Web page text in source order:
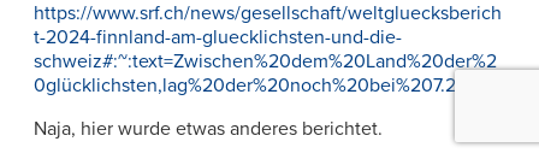
https://www.srf.ch/news/gesellschaft/weltgluecksberich
t-2024-finnland-am-gluecklichsten-und-die-
schweiz#:~:text=Zwischen%20dem%20Land%20der%2
0glücklichsten,lag%20der%20noch%20bei%207.24
Naja, hier wurde etwas anderes berichtet.